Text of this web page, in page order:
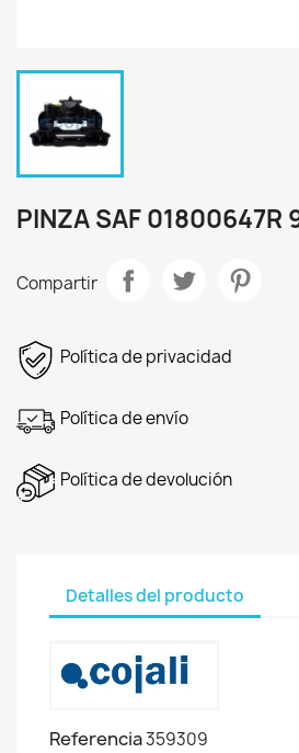
PINZA SAF 01800647R
Compartir
Política de privacidad
Política de envío
Política de devolución
Detalles del producto
Referencia359309